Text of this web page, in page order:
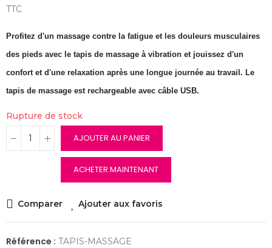
TTC
Profitez d'un massage contre la fatigue et les douleurs musculaires
des pieds avec le tapis de massage à vibration et jouissez d'un
confort et d'une relaxation après une longue journée au travail. Le
tapis de massage est rechargeable avec câble USB.
Rupture de stock
AJOUTER AU PANIER
ACHETER MAINTENANT
Comparer Ajouter aux favoris
Référence : TAPIS-MASSAGE